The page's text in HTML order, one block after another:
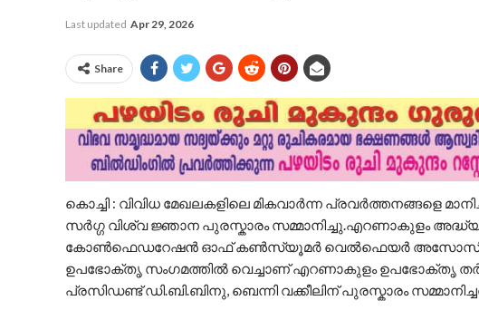
Last updated Apr 29, 2026
Share
കൊച്ചി : വിവിധ മേഖലകളിലെ മികവാർന്ന പ്രവർത്തനങ്ങളെ
സർഗ്ഗ വിശ്വ ജ്ഞാന പുരസ്കാരം സമ്മാനിച്ചു.എറണാകുളം
കോൺഫെഡറേഷൻ ഓഫ് കൺസ്യൂമർ വെൽഫെയർ
ഉപഭോക്തൃ സംഗമത്തിൽ വെച്ചാണ് എറണാകുളം ഉപഭോക്തൃ
പ്രസിഡണ്ട് ഡി.ബി.ബിനു, ബെന്നി വക്കീലിന് പുരസ്കാരം